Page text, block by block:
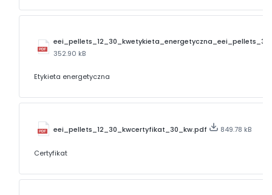
352.90 kB
Etykieta energetyczna
eei_pellets_12_30_kwcertyfikat_30_kw.pdf 849.78 kB
Certyfikat